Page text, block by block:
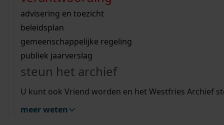
bouwvergunningen
omgevingsvergunningen
vergunningen
beeld en geluid
uitleg nodig?
Wij helpen u op weg met een aantal zoektips.
bekijk alle zoektips
Wij helpen u op weg met een aantal zoektips.
bekijk alle zoektips
bekijk ons geschiedenislokaal
advisering en toezicht
beleidsplan
gemeenschappelijke regeling
publiek jaarverslag
steun het archief
U kunt ook Vriend worden en het Westfries Archief
meer weten
zoektips
Mijn Studiezaal (inloggen)
uw zoekopdracht te